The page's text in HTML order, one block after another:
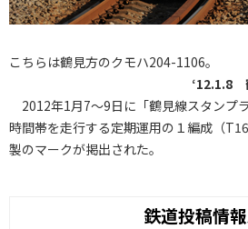
こちらは鶴見方のクモハ204-1106。
‘12.1.8
2012年1月7～9日に「鶴見線スタンプ
時間帯を走行する定期運用の１編成（
製のマークが掲出された。
鉄道投稿情